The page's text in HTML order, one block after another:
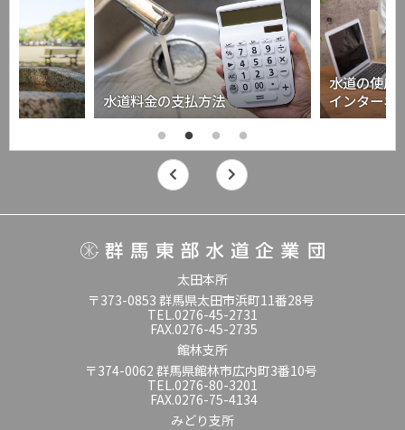
水道料金の支払方法
水道の使用
インターネ
太田本所
〒373-0853 群馬県太田市浜町11番28号
TEL.0276-45-2731
FAX.0276-45-2735
館林支所
〒374-0062 群馬県館林市広内町3番10号
TEL.0276-80-3201
FAX.0276-75-4134
みどり支所